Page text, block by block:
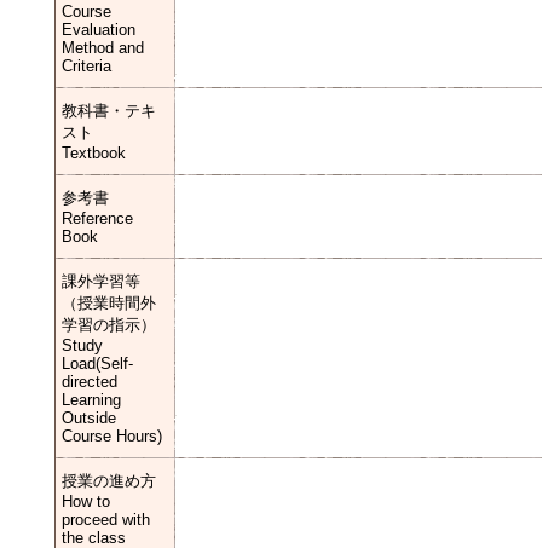
Course
Evaluation
Method and
Criteria
教科書・テキ
スト
Textbook
参考書
Reference
Book
課外学習等
（授業時間外
学習の指示）
Study
Load(Self-
directed
Learning
Outside
Course Hours)
授業の進め方
How to
proceed with
the class